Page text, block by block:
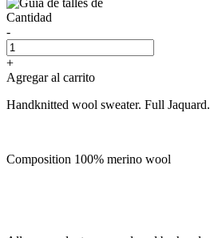
Cantidad
-
+
Agregar al carrito
Handknitted wool sweater. Full Jaquard.
Composition 100% merino wool